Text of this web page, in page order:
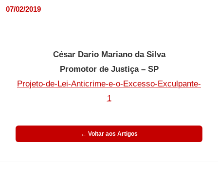
07/02/2019
César Dario Mariano da Silva
Promotor de Justiça – SP
Projeto-de-Lei-Anticrime-e-o-Excesso-Exculpante-
1
← Voltar aos Artigos